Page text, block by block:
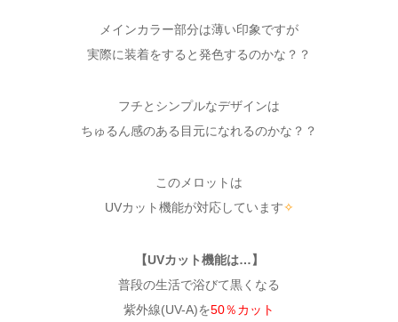
メインカラー部分は薄い印象ですが
実際に装着をすると発色するのかな？？
フチとシンプルなデザインは
ちゅるん感のある目元になれるのかな？？
このメロットは
UVカット機能が対応しています✧
【UVカット機能は…】
普段の生活で浴びて黒くなる
紫外線(UV-A)を50％カット